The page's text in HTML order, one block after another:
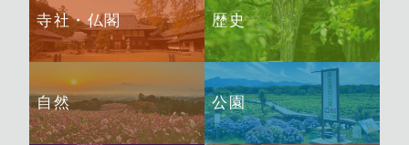
寺社・仏閣 歴史
自然 公園